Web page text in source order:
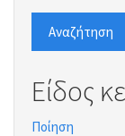
Αναζήτηση
Είδος
Ποίηση